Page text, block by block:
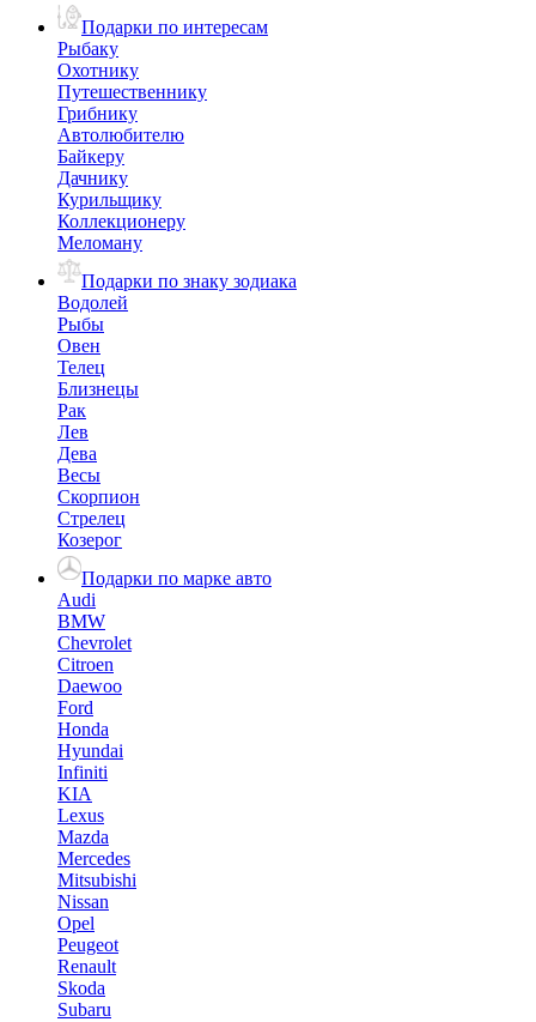
Подарки по интересам
Рыбаку
Охотнику
Путешественнику
Грибнику
Автолюбителю
Байкеру
Дачнику
Курильщику
Коллекционеру
Меломану
Подарки по знаку зодиака
Водолей
Рыбы
Овен
Телец
Близнецы
Рак
Лев
Дева
Весы
Скорпион
Стрелец
Козерог
Подарки по марке авто
Audi
BMW
Chevrolet
Citroen
Daewoo
Ford
Honda
Hyundai
Infiniti
KIA
Lexus
Mazda
Mercedes
Mitsubishi
Nissan
Opel
Peugeot
Renault
Skoda
Subaru